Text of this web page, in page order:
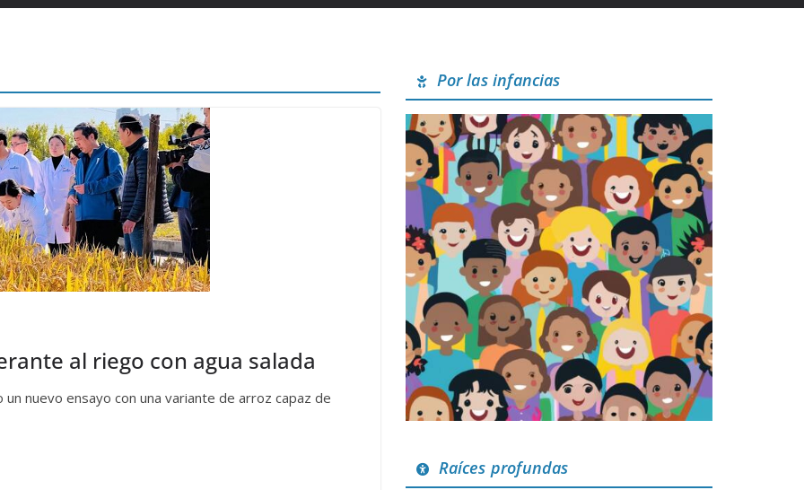
al riego con agua salada
un nuevo ensayo con una variante de arroz capaz de
Por las infancias
Raíces profundas